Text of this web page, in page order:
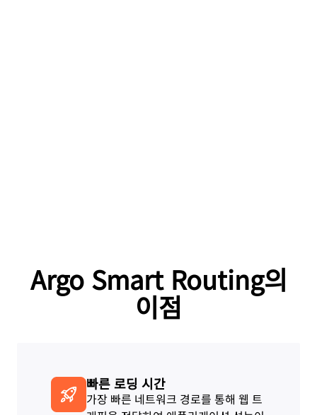
Argo Smart Routing의
이점
빠른 로딩 시간
가장 빠른 네트워크 경로를 통해 웹 트